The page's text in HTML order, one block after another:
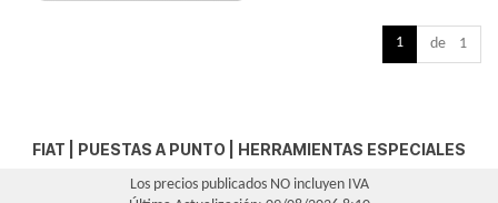
1 de 1
FIAT PUESTAS A PUNTO HERRAMIENTAS ESPECIALES
Los precios publicados NO incluyen IVA